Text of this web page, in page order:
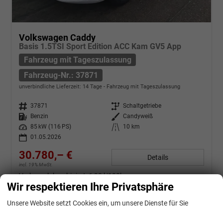
Volkswagen Caddy
Basis 1.5TSI Sport Edition ACC Kam GV5 App
Fahrzeug mit Tageszulassung
Fahrzeug-Nr.: 37871
unverbindliche Lieferzeit: 14 Tage Fahrzeug mit Tageszulassung
Fahrzeug-Nr. 37871 Getriebe Schaltgetriebe
Kraftstoff
Benzin Außenfarbe Candyweiß
Leistung
85 kW (116 PS) Kilometerstand
10 km
01.05.2026
30.780,– €
incl. 19% MwSt.
Details
Verbrauch kombiniert:6,90 l/100km
CO2-Klasse:F
CO -Emissionen:157,00 g/km
Wir respektieren Ihre Privatsphäre
Unsere Website setzt Cookies ein, um unsere Dienste für Sie